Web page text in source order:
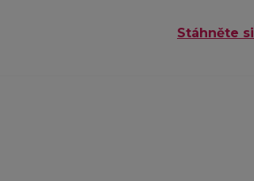
Stáhněte si